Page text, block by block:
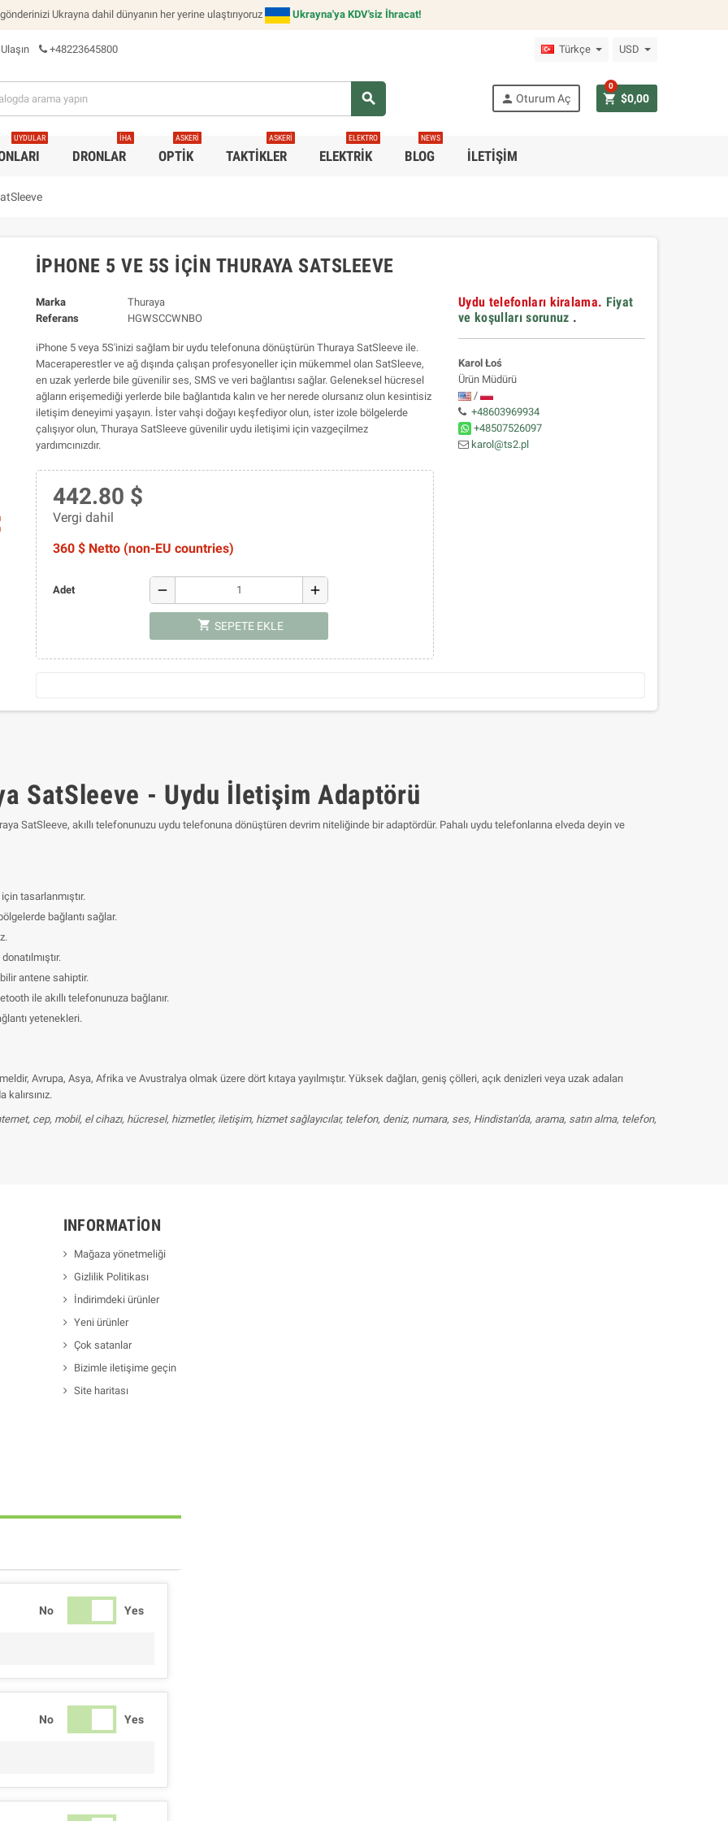
Ukrayna dahil dünyanın her yerine ulaştırıyoruz Ukrayna'ya KDV'siz İhracat!
+48223645800 Türkçe USD
search person Oturum Aç shopping_cart $0,00
0
UYDULAR
DRONLAR
İHA
OPTIK
ASKERI
TAKTIKLER
ASKERI
ELEKTRIK
ELEKTRO
BLOG
NEWS
İLETIŞIM
IPHONE 5 VE 5S IÇIN THURAYA SATSLEEVE
Marka
Thuraya
Referans
HGWSCCWNBO
iPhone 5 veya 5S'inizi sağlam bir uydu telefonuna dönüştürün Thuraya SatSleeve ile.
Maceraperestler ve ağ dışında çalışan profesyoneller için mükemmel olan SatSleeve,
en uzak yerlerde bile güvenilir ses, SMS ve veri bağlantısı sağlar. Geleneksel hücresel
ağların erişemediği yerlerde bile bağlantıda kalın ve her nerede olursanız olun kesintisiz
iletişim deneyimi yaşayın. İster vahşi doğayı keşfediyor olun, ister izole bölgelerde
çalışıyor olun, Thuraya SatSleeve güvenilir uydu iletişimi için vazgeçilmez
yardımcınızdır.
442.80 $
Vergi dahil
360 $ Netto (non-EU countries)
Adet remove add
shopping_cart SEPETE EKLE
Uydu telefonları kiralama. Fiyat
ve koşulları sorunuz .
Karol Łoś
Ürün Müdürü
/
+48603969934
+48507526097
karol@ts2.pl
SatSleeve - Uydu İletişim Adaptörü
SatSleeve, akıllı telefonunuzu uydu telefonuna dönüştüren devrim niteliğinde bir adaptördür. Pahalı uydu telefonlarına elveda deyin ve
tasarlanmıştır.
bağlantı sağlar.
antene sahiptir.
ile akıllı telefonunuza bağlanır.
yetenekleri.
Avrupa, Asya, Afrika ve Avustralya olmak üzere dört kıtaya yayılmıştır. Yüksek dağları, geniş çölleri, açık denizleri veya uzak adaları
cep, mobil, el cihazı, hücresel, hizmetler, iletişim, hizmet sağlayıcılar, telefon, deniz, numara, ses, Hindistan'da, arama, satın alma, telefon,
INFORMATION
Mağaza yönetmeliği
Gizlilik Politikası
İndirimdeki ürünler
Yeni ürünler
Çok satanlar
Bizimle iletişime geçin
Site haritası
No Yes
No Yes